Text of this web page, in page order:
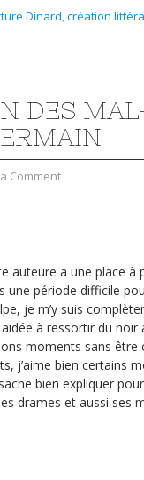
Dinard,création
DES
Comment
auteure a une place à
une période difficile
je m’y suis
aidée à ressortir du
moments sans être
j’aime bien certains
bien expliquer
drames et aussi ses